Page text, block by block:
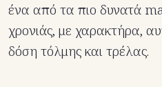
ένα από τα πιο δυνατά
χρονιάς, με χαρακτήρα,
δόση τόλμης και τρέλας.